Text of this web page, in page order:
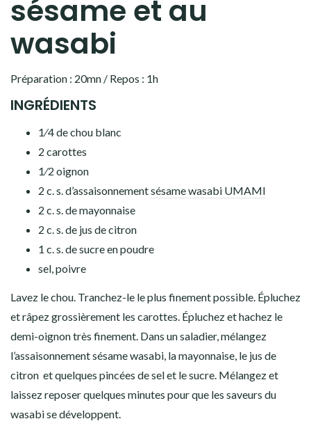
sésame et au
wasabi
Préparation : 20mn / Repos : 1h
INGRÉDIENTS
1⁄4 de chou blanc
2 carottes
1⁄2 oignon
2 c. s. d’assaisonnementsésame wasabi UMAMI
2 c. s. de mayonnaise
2 c. s. de jus de citron
1 c. s. de sucre en poudre
sel, poivre
Lavez le chou. Tranchez-le le plus finement possible. Épluchez
et râpez grossièrement les carottes. Épluchez et hachez le
demi-oignon très finement. Dans un saladier, mélangez
l’assaisonnement sésame wasabi, la mayonnaise, le jus de
citron et quelques pincées de sel et le sucre. Mélangez et
laissez reposer quelques minutes pour que les saveurs du
wasabi se développent.